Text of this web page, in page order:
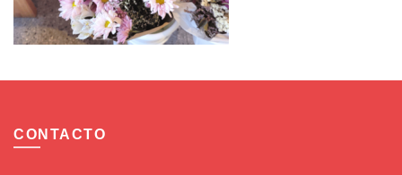
CONTACTO